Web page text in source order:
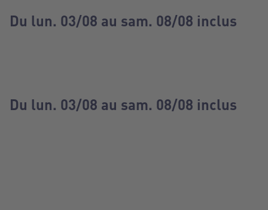
Du lun. 03/08 au sam. 08/08 inclus
Du lun. 03/08 au sam. 08/08 inclus